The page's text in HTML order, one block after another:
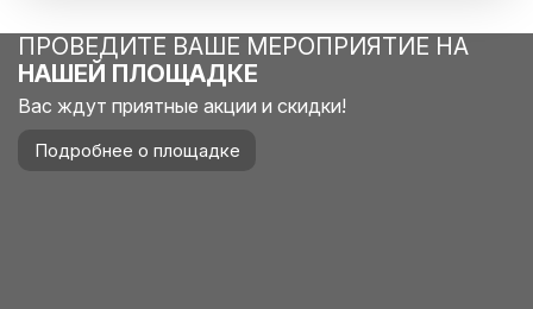
ПРОВЕДИТЕ ВАШЕ МЕРОПРИЯТИЕ НА
НАШЕЙ ПЛОЩАДКЕ
Вас ждут приятные акции и скидки!
Подробнее о площадке